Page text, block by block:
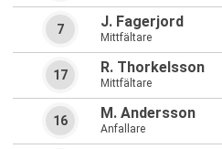
J. Fagerjord
Mittfältare
7
R. Thorkelsson
Mittfältare
17
M. Andersson
Anfallare
16